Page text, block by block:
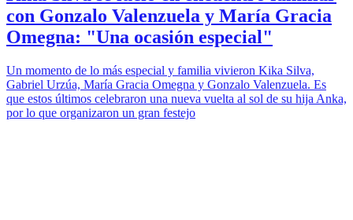
con Gonzalo Valenzuela y María Gracia
Omegna: "Una ocasión especial"
Un momento de lo más especial y familia vivieron Kika Silva,
Gabriel Urzúa, María Gracia Omegna y Gonzalo Valenzuela. Es
que estos últimos celebraron una nueva vuelta al sol de su hija Anka,
por lo que organizaron un gran festejo